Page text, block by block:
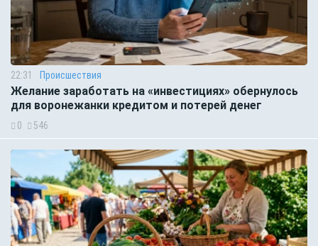
22:31 Происшествия
Желание заработать на «инвестициях» обернулось
для воронежанки кредитом и потерей денег
0 546